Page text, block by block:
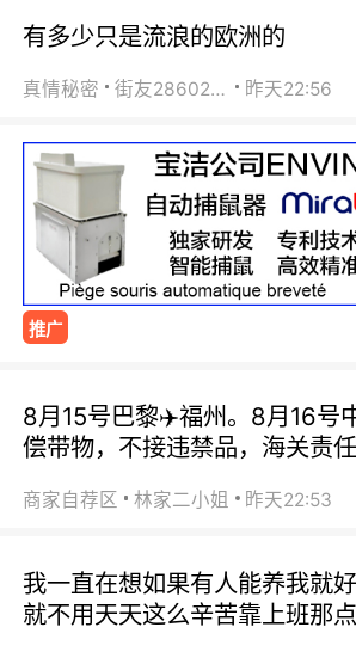
有多少只是流浪的欧洲的
真情秘密 街友28602925 昨天22:56
推广
8月15号巴黎✈️福州。8月16号
偿带物，不接违禁品，海关责
商家自荐区 林家二小姐 昨天22:53
我一直在想如果有人能养我就
就不用天天这么辛苦靠上班那